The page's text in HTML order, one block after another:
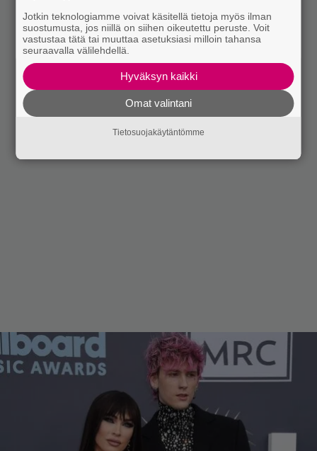
Jotkin teknologiamme voivat käsitellä tietoja myös ilman
suostumusta, jos niillä on siihen oikeutettu peruste. Voit
vastustaa tätä tai muuttaa asetuksiasi milloin tahansa
seuraavalla välilehdellä.
Hyväksyn kaikki
Omat valintani
Tietosuojakäytäntömme